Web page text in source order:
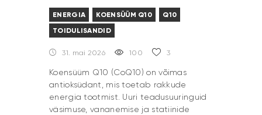
ENERGIA KOENSÜÜM Q10
Q10
TOIDULISANDID
31. mai 2026 100 3
Koensüüm Q10 (CoQ10) on võimas
antioksüdant, mis toetab rakkude
energia tootmist. Uuri teadusuuringuid
väsimuse, vananemise ja statiinide